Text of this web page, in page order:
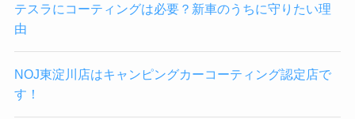
テスラにコーティングは必要？新車のうちに守りたい理
由
NOJ東淀川店はキャンピングカーコーティング認定店で
す！